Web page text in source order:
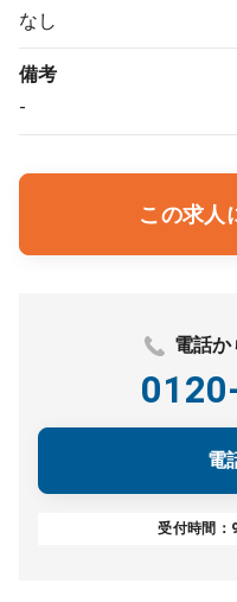
なし
備考
-
この求人
電話
電
受付時間：